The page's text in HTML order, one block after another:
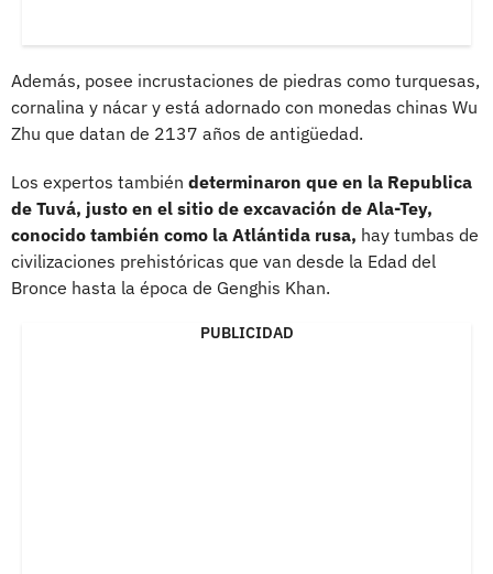
Además, posee incrustaciones de piedras como turquesas,
cornalina y nácar y está adornado con monedas chinas Wu
Zhu que datan de 2137 años de antigüedad.
Los expertos también determinaron que en la Republica
de Tuvá, justo en el sitio de excavación de Ala-Tey,
conocido también como la Atlántida rusa, hay tumbas de
civilizaciones prehistóricas que van desde la Edad del
Bronce hasta la época de Genghis Khan.
PUBLICIDAD